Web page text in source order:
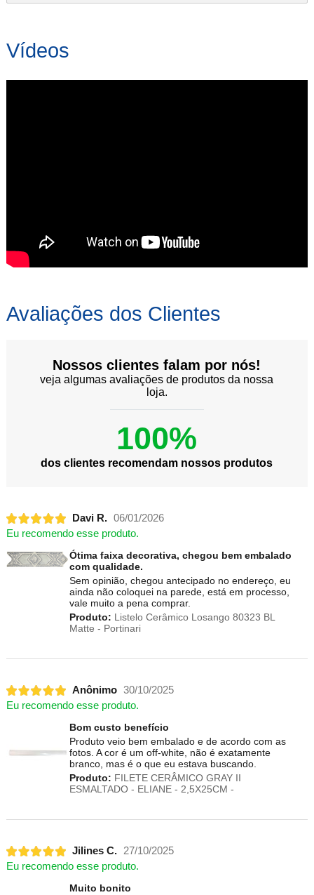
Vídeos
Avaliações dos Clientes
Nossos clientes falam por nós!
veja algumas avaliações de produtos da nossa
loja.
100%
dos clientes recomendam nossos produtos
Davi R. 06/01/2026
Eu recomendo esse produto.
Ótima faixa decorativa, chegou bem embalado
com qualidade.
Sem opinião, chegou antecipado no endereço, eu
ainda não coloquei na parede, está em processo,
vale muito a pena comprar.
Produto: Listelo Cerâmico Losango 80323 BL
Matte - Portinari
Anônimo 30/10/2025
Eu recomendo esse produto.
Bom custo benefício
Produto veio bem embalado e de acordo com as
fotos. A cor é um off-white, não é exatamente
branco, mas é o que eu estava buscando.
Produto: FILETE CERÂMICO GRAY II
ESMALTADO - ELIANE - 2,5X25CM -
Jilines C. 27/10/2025
Eu recomendo esse produto.
Muito bonito